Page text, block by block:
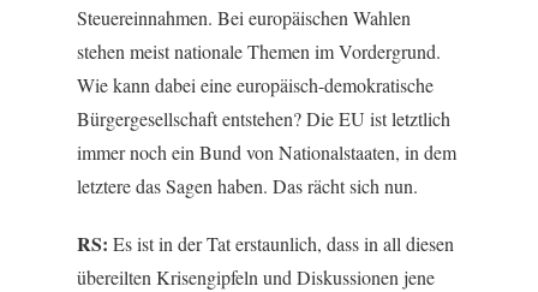
Steuereinnahmen. Bei europäischen Wahlen
stehen meist nationale Themen im Vordergrund.
Wie kann dabei eine europäisch-demokratische
Bürgergesellschaft entstehen? Die EU ist letztlich
immer noch ein Bund von Nationalstaaten, in dem
letztere das Sagen haben. Das rächt sich nun.
RS: Es ist in der Tat erstaunlich, dass in all diesen
übereilten Krisengipfeln und Diskussionen jene